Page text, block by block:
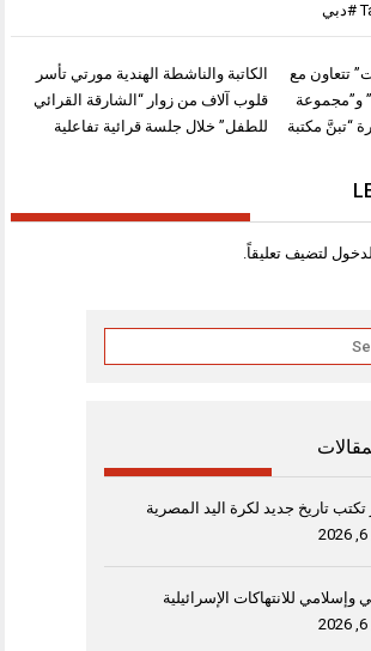
#دبي
الكاتبة والناشطة الهندية مورتي تأسر
قلوب آلاف من زوار “الشارقة القرائي
للطفل” خلال جلسة قرائية تفاعلية
مع
و”مجموعة
“تبنَّ مكتبة
لتضيف تعليقاً.
تاريخ جديد لكرة اليد المصرية
للانتهاكات الإسرائيلية